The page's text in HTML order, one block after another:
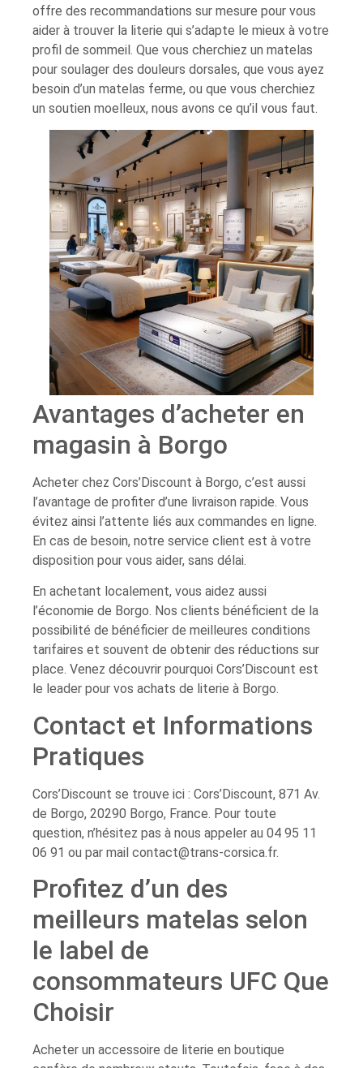
offre des recommandations sur mesure pour vous
aider à trouver la literie qui s’adapte le mieux à votre
profil de sommeil. Que vous cherchiez un matelas
pour soulager des douleurs dorsales, que vous ayez
besoin d’un matelas ferme, ou que vous cherchiez
un soutien moelleux, nous avons ce qu’il vous faut.
Avantages d’acheter en
magasin à Borgo
Acheter chez Cors’Discount à Borgo, c’est aussi
l’avantage de profiter d’une livraison rapide. Vous
évitez ainsi l’attente liés aux commandes en ligne.
En cas de besoin, notre service client est à votre
disposition pour vous aider, sans délai.
En achetant localement, vous aidez aussi
l’économie de Borgo. Nos clients bénéficient de la
possibilité de bénéficier de meilleures conditions
tarifaires et souvent de obtenir des réductions sur
place. Venez découvrir pourquoi Cors’Discount est
le leader pour vos achats de literie à Borgo.
Contact et Informations
Pratiques
Cors’Discount se trouve ici : Cors’Discount, 871 Av.
de Borgo, 20290 Borgo, France. Pour toute
question, n’hésitez pas à nous appeler au 04 95 11
06 91 ou par mail contact@trans-corsica.fr.
Profitez d’un des
meilleurs matelas selon
le label de
consommateurs UFC Que
Choisir
Acheter un accessoire de literie en boutique